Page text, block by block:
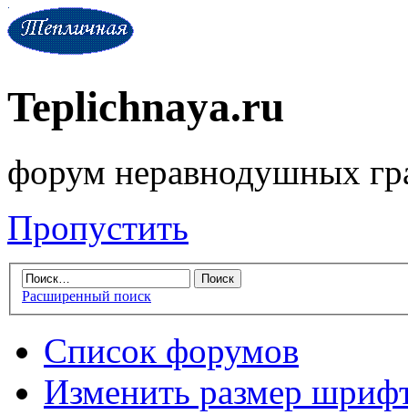
Teplichnaya.ru
форум неравнодушных
Пропустить
Расширенный поиск
Список форумов
Изменить размер